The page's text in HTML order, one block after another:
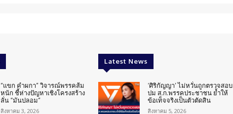
“แขก คำผกา” วิจารณ์พรรคส้ม
หนัก ชี้ห่างปัญหาเชิงโครงสร้าง
ลั่น “มันปลอม”
สิงหาคม 3, 2026
Latest News
‘ศิริกัญญา’ ไม่หวั่นถูกตรวจสอบ
ปม ส.ก.พรรคประชาชน ย้ำให้
ข้อเท็จจริงเป็นตัวตัดสิน
สิงหาคม 5, 2026